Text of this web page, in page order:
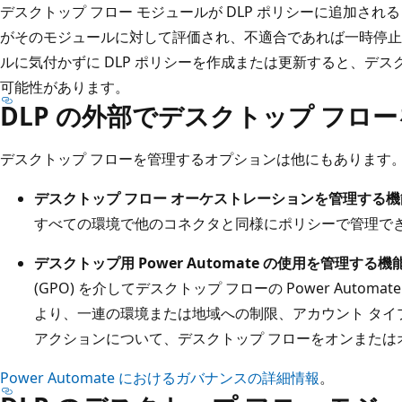
デスクトップ フロー モジュールが DLP ポリシーに追加され
がそのモジュールに対して評価され、不適合であれば一時停
ルに気付かずに DLP ポリシーを作成または更新すると、デ
可能性があります。
DLP の外部でデスクトップ フロ
デスクトップ フローを管理するオプションは他にもあります
デスクトップ フロー オーケストレーションを管理する
すべての環境で他のコネクタと同様にポリシーで管理で
デスクトップ用 Power Automate の使用を管理する機
(GPO) を介してデスクトップ フローの Power
より、一連の環境または地域への制限、アカウント タ
アクションについて、デスクトップ フローをオンまた
Power Automate におけるガバナンスの詳細情報。